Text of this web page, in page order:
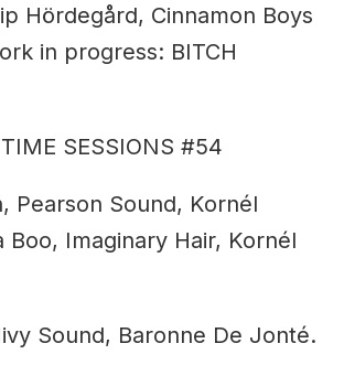
Hördegård, Cinnamon Boys
in progress: BITCH
SESSIONS #54
Pearson Sound, Kornél
Boo, Imaginary Hair, Kornél
Sound, Baronne De Jonté.